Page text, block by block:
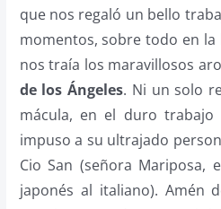
que nos regaló un bello
momentos, sobre todo en
nos traía los maravillosos
de los Ángeles. Ni un solo
mácula, en el duro trabajo
impuso a su ultrajado
Cio San (señora Mariposa,
japonés al italiano). Amén